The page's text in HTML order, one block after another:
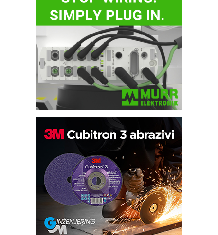
Bezbednost na prvom mestu!
IB BLUMENAUER - više od 40 godina
poverenja u industriji
RMQ-TITAN ADVANCED INDICATOR
– Pametna signalizacija za efikasnije
upravljanje mašinama
Sigurnije ispitivanje transformatora u
solarnim elektranama i vetroparkovima
Pranje točkova na gradilištu- standard
modernog i odgovornog građenja